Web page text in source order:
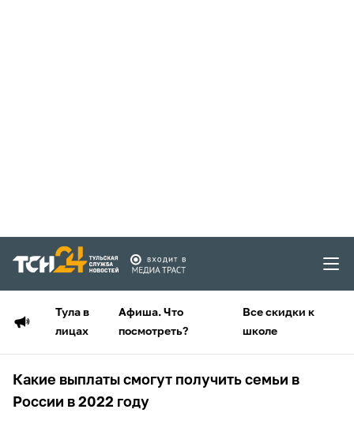
Тула в
лицах
Афиша. Что
посмотреть?
Все скидки к
школе
Какие выплаты смогут получить семьи в
России в 2022 году